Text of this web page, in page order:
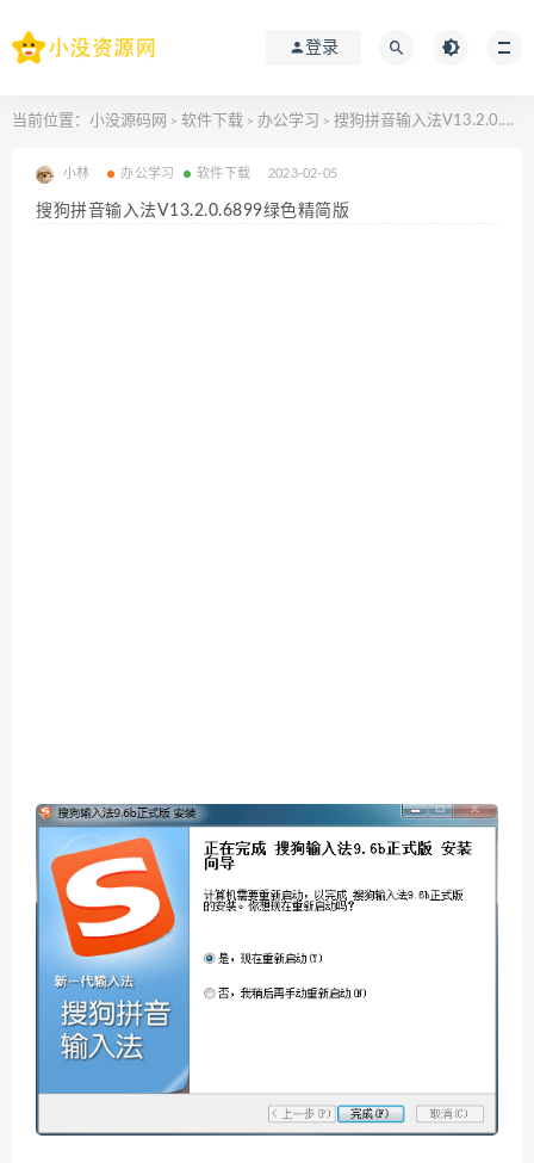
登录
当前位置： 小没源码网 > 软件下载 > 办公学习 > 搜狗拼音输入法V13.2.0.6899绿色精简版
小林 办公学习 软件下载 2023-02-05
搜狗拼音输入法V13.2.0.6899绿色精简版